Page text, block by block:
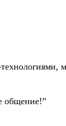
общение!”